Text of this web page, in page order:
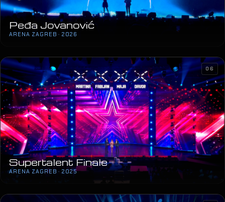
Peđa Jovanović
ARENA ZAGREB · 2026
Supertalent Finale
ARENA ZAGREB · 2025
06